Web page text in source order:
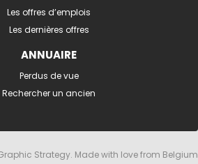
Les offres d’emplois
Les dernières offres
ANNUAIRE
Perdus de vue
Rechercher un ancien
Strategy. Made with love from Belgium